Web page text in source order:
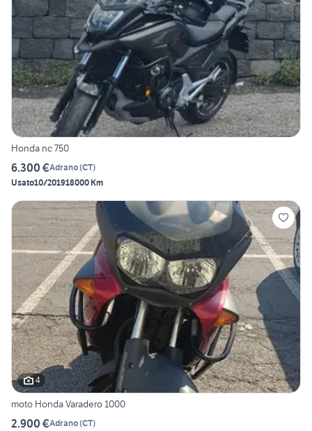
Honda nc 750
6.300 €Adrano(CT)
Usato10/201918000 Km
4
moto Honda Varadero 1000
2.900 €Adrano(CT)